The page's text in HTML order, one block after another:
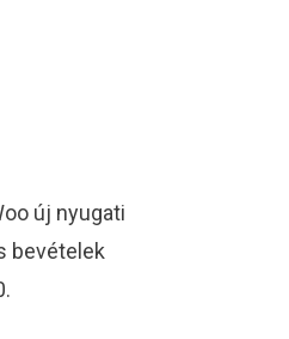
új nyugati
bevételek